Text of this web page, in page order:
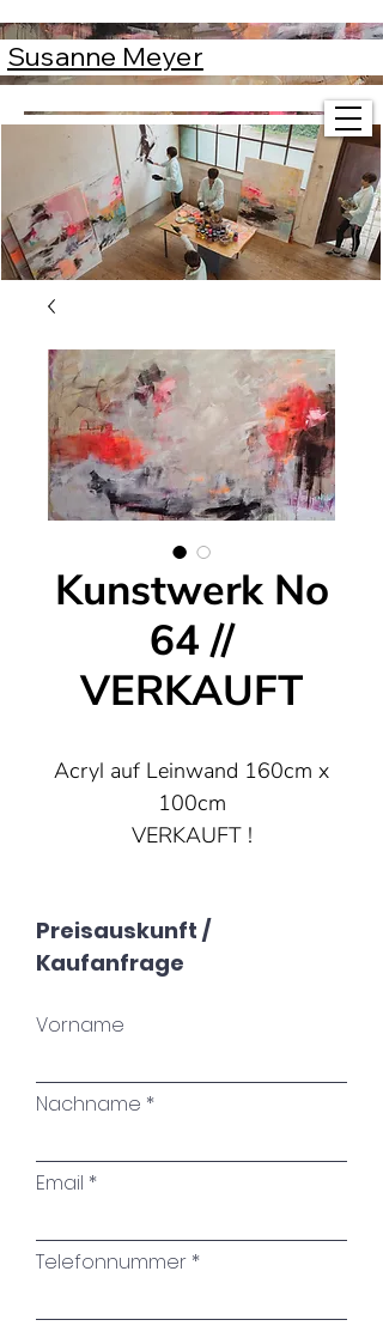
Susanne Meyer
Susanne Meyer
Kunstwerk No
64 //
VERKAUFT
Acryl auf Leinwand 160cm x
100cm
VERKAUFT !
Preisauskunft /
Kaufanfrage
Vorname
Nachname
Email
Telefonnummer